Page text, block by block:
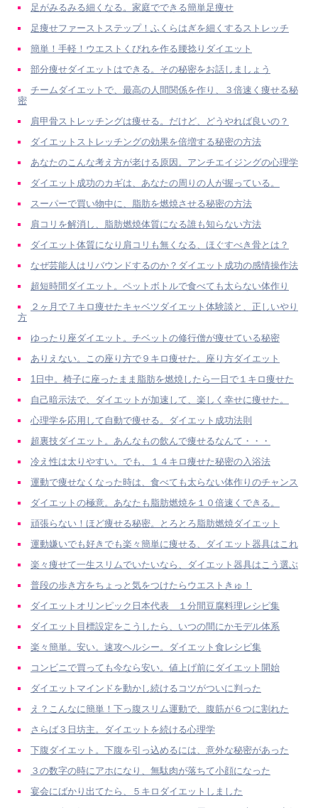
足がみるみる細くなる。家庭でできる簡単足痩せ
足痩せファーストステップ！ふくらはぎを細くするストレッチ
簡単！手軽！ウエストくびれを作る腰捻りダイエット
部分痩せダイエットはできる。その秘密をお話しましょう
チームダイエットで、最高の人間関係を作り、３倍速く痩せる秘
密
肩甲骨ストレッチングは痩せる。だけど、どうやれば良いの？
ダイエットストレッチングの効果を倍増する秘密の方法
あなたのこんな考え方が老ける原因。アンチエイジングの心理学
ダイエット成功のカギは、あなたの周りの人が握っている。
スーパーで買い物中に、脂肪を燃焼させる秘密の方法
肩コリを解消し、脂肪燃焼体質になる誰も知らない方法
ダイエット体質になり肩コリも無くなる、ほぐすべき骨とは？
なぜ芸能人はリバウンドするのか？ダイエット成功の感情操作法
超短時間ダイエット。ペットボトルで食べても太らない体作り
２ヶ月で７キロ痩せたキャベツダイエット体験談と、正しいやり
方
ゆったり座ダイエット。チベットの修行僧が痩せている秘密
ありえない。この座り方で９キロ痩せた。座り方ダイエット
1日中。椅子に座ったまま脂肪を燃焼したら一日で１キロ痩せた
自己暗示法で、ダイエットが加速して、楽しく幸せに痩せた。
心理学を応用して自動で痩せる。ダイエット成功法則
超裏技ダイエット。あんなもの飲んで痩せるなんて・・・
冷え性は太りやすい。でも、１４キロ痩せた秘密の入浴法
運動で痩せなくなった時は、食べても太らない体作りのチャンス
ダイエットの極意。あなたも脂肪燃焼を１０倍速くできる。
頑張らない！ほど痩せる秘密。とろとろ脂肪燃焼ダイエット
運動嫌いでも好きでも楽々簡単に痩せる、ダイエット器具はこれ
楽々痩せて一生スリムでいたいなら、ダイエット器具はこう選ぶ
普段の歩き方をちょっと気をつけたらウエストきゅ！
ダイエットオリンピック日本代表 １分間豆腐料理レシピ集
ダイエット目標設定をこうしたら、いつの間にかモデル体系
楽々簡単。安い。速攻ヘルシー。ダイエット食レシピ集
コンビニで買っても今なら安い。値上げ前にダイエット開始
ダイエットマインドを動かし続けるコツがついに判った
え？こんなに簡単！下っ腹スリム運動で、腹筋が６つに割れた
さらば３日坊主。ダイエットを続ける心理学
下腹ダイエット。下腹を引っ込めるには、意外な秘密があった
３の数字の時にアホになり、無駄肉が落ちて小顔になった
宴会にばかり出てたら、５キロダイエットしました